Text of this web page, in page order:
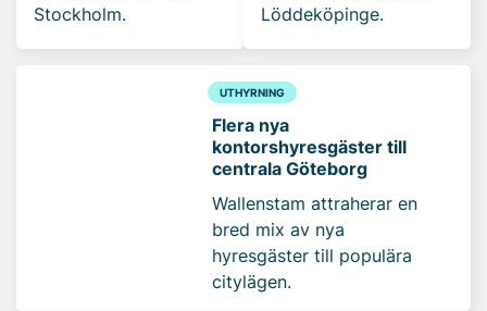
Stockholm.
Löddeköpinge.
UTHYRNING
Flera nya
kontorshyresgäster till
centrala Göteborg
Wallenstam attraherar en
bred mix av nya
hyresgäster till populära
citylägen.